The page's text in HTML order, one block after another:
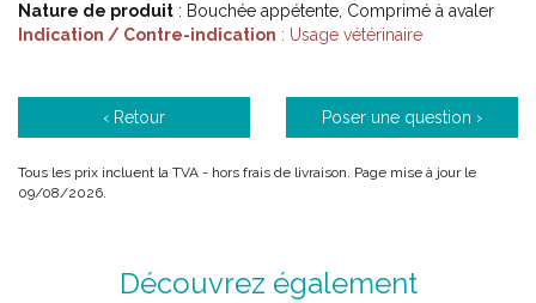
Aliment complémentaire diététique pour animaux ayant pour
Bouchées appétentes pour une administration facile 1 fois par
adaptée.
Contient de l’ UC-II® (40 mg/bouchée), une forme de
Contient également des acides gras Oméga-3 qui participent
au maintien des articulations et de la Vitamine E connue pour
Nature de produit : Bouchée appétente, Comprimé à avaler
Indication / Contre-indication : Usage vétérinaire
‹ Retour Poser une question ›
Tous les prix incluent la TVA - hors frais de livraison. Page mise à jour le
09/08/2026.
Découvrez également